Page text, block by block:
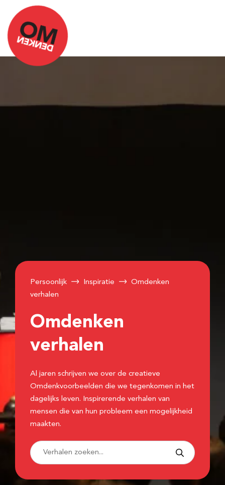
Persoonlijk Inspiratie
Omdenken
verhalen
Omdenken
verhalen
Al jaren schrijven we over de creatieve
Omdenkvoorbeelden die we tegenkomen in het
dagelijks leven. Inspirerende verhalen van
mensen die van hun probleem een mogelijkheid
maakten.